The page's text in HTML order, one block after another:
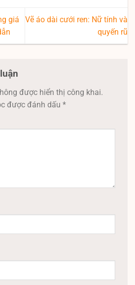
giá
Vẽ áo dài cưới ren: Nữ tính và
quyến rũ
được hiển thị công khai.
được đánh dấu *